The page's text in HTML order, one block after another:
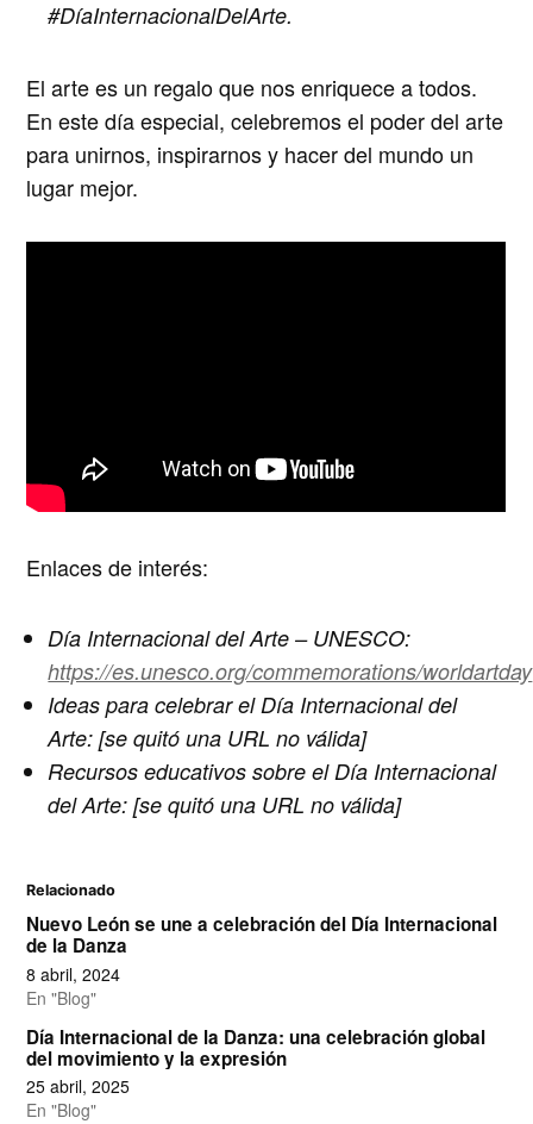
#DíaInternacionalDelArte.
El arte es un regalo que nos enriquece a todos.
En este día especial, celebremos el poder del arte
para unirnos, inspirarnos y hacer del mundo un
lugar mejor.
Enlaces de interés:
Día Internacional del Arte – UNESCO:
https://es.unesco.org/commemorations/worldartday
Ideas para celebrar el Día Internacional del
Arte: [se quitó una URL no válida]
Recursos educativos sobre el Día Internacional
del Arte: [se quitó una URL no válida]
Relacionado
Nuevo León se une a celebración del Día Internacional
de la Danza
8 abril, 2024
En "Blog"
Día Internacional de la Danza: una celebración global
del movimiento y la expresión
25 abril, 2025
En "Blog"